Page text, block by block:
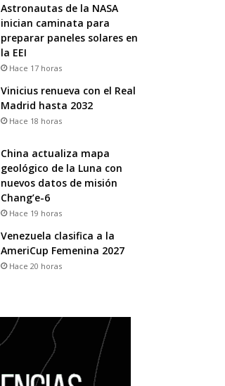
Astronautas de la NASA
inician caminata para
preparar paneles solares en
la EEI
Hace 17 horas
Vinicius renueva con el Real
Madrid hasta 2032
Hace 18 horas
China actualiza mapa
geológico de la Luna con
nuevos datos de misión
Chang’e-6
Hace 19 horas
Venezuela clasifica a la
AmeriCup Femenina 2027
Hace 20 horas